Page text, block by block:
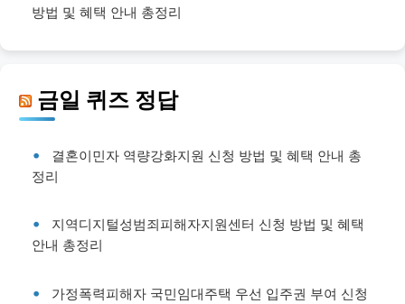
방법 및 혜택 안내 총정리
금일 퀴즈 정답
결혼이민자 역량강화지원 신청 방법 및 혜택 안내 총
정리
지역디지털성범죄피해자지원센터 신청 방법 및 혜택
안내 총정리
가정폭력피해자 국민임대주택 우선 입주권 부여 신청